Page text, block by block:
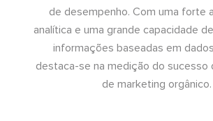
de desempenho. Com uma forte
analítica e uma grande capacidade
informações baseadas em
destaca-se na medição do sucesso
de marketing orgânico.